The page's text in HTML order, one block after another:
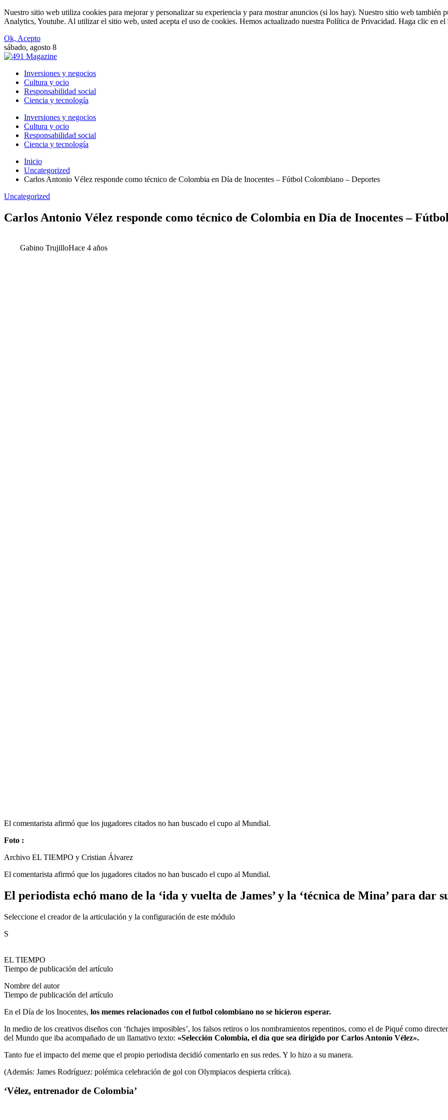
Nuestro sitio web utiliza cookies para mejorar y personalizar su experiencia y para mostrar anuncios (si los hay). Nuestro sitio web también
Analytics, Youtube. Al utilizar el sitio web, usted acepta el uso de cookies. Hemos actualizado nuestra Política de Privacidad. Haga clic en
Ok, Acepto
sábado, agosto 8
Inversiones y negocios
Cultura y ocio
Responsabilidad social
Ciencia y tecnología
Inversiones y negocios
Cultura y ocio
Responsabilidad social
Ciencia y tecnología
Inicio
Uncategorized
Carlos Antonio Vélez responde como técnico de Colombia en Día de Inocentes – Fútbol Colombiano – Deportes
Uncategorized
Carlos Antonio Vélez responde como técnico de Colombia en Día de Inocentes –
Gabino TrujilloHace 4 años
El comentarista afirmó que los jugadores citados no han buscado el cupo al Mundial.
Foto :
Archivo EL TIEMPO y Cristian Álvarez
El comentarista afirmó que los jugadores citados no han buscado el cupo al Mundial.
El periodista echó mano de la ‘ida y vuelta de James’ y la ‘técnica de Mina’ para dar
Seleccione el creador de la articulación y la configuración de este módulo
S
EL TIEMPO
Tiempo de publicación del artículo
Nombre del autor
Tiempo de publicación del artículo
En el Día de los Inocentes, los memes relacionados con el futbol colombiano no se hicieron esperar.
In medio de los creativos diseños con ‘fichajes imposibles’, los falsos retiros o los nombramientos repentinos, como el de Piqué como
del Mundo que iba acompañado de un llamativo texto: «Selección Colombia, el día que sea dirigido por Carlos Antonio Vélez».
Tanto fue el impacto del meme que el propio periodista decidió comentarlo en sus redes. Y lo hizo a su manera.
(Además: James Rodríguez: polémica celebración de gol con Olympiacos despierta crítica).
‘Vélez, entrenador de Colombia’